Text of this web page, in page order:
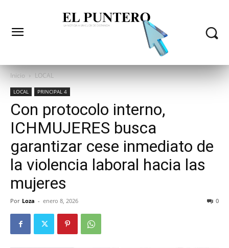
Inicio LOCAL
LOCAL PRINCIPAL 4
Con protocolo interno,
ICHMUJERES busca
garantizar cese inmediato de
la violencia laboral hacia las
mujeres
Por Loza - enero 8, 2026 0